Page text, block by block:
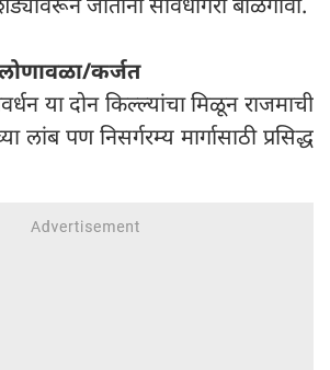
कर्जत
या दोन किल्ल्यांचा मिळून राजमाची
लांब पण निसर्गरम्य मार्गासाठी प्रसिद्ध